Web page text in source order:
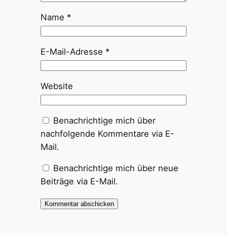
Name *
E-Mail-Adresse *
Website
Benachrichtige mich über
nachfolgende Kommentare via E-
Mail.
Benachrichtige mich über neue
Beiträge via E-Mail.